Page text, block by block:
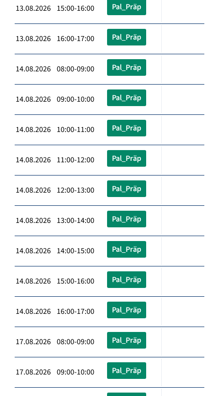
13.08.2026 15:00-16:00 Pal_Präp
13.08.2026 16:00-17:00 Pal_Präp
14.08.2026 08:00-09:00 Pal_Präp
14.08.2026 09:00-10:00 Pal_Präp
14.08.2026 10:00-11:00 Pal_Präp
14.08.2026 11:00-12:00 Pal_Präp
14.08.2026 12:00-13:00 Pal_Präp
14.08.2026 13:00-14:00 Pal_Präp
14.08.2026 14:00-15:00 Pal_Präp
14.08.2026 15:00-16:00 Pal_Präp
14.08.2026 16:00-17:00 Pal_Präp
17.08.2026 08:00-09:00 Pal_Präp
17.08.2026 09:00-10:00 Pal_Präp